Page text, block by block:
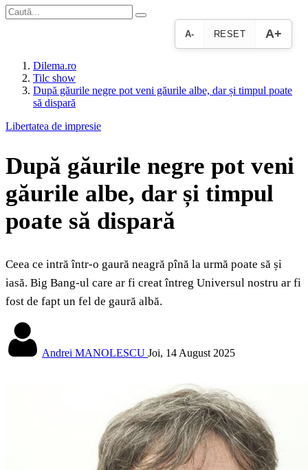
A- RESET A+
Dilema.ro
Tilc show
După găurile negre pot veni găurile albe, dar și timpul poate
să dispară
Libertatea de impresie
După găurile negre pot veni
găurile albe, dar și timpul
poate să dispară
Ceea ce intră într-o gaură neagră pînă la urmă poate să și
iasă. Big Bang-ul care ar fi creat întreg Universul nostru ar fi
fost de fapt un fel de gaură albă.
Andrei MANOLESCU Joi, 14 August 2025